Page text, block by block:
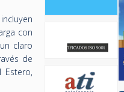
con
claro
de
Estero,